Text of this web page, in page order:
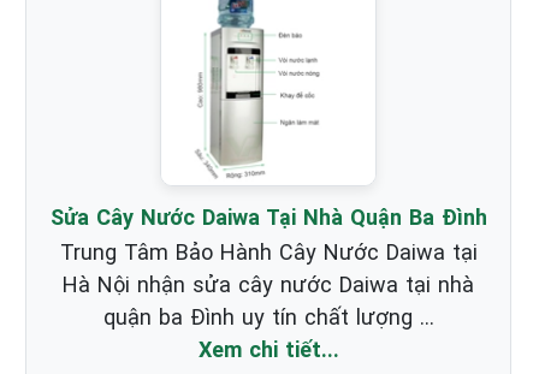
Sửa Cây Nước Daiwa Tại Nhà Quận Ba Đình
Trung Tâm Bảo Hành Cây Nước Daiwa tại
Hà Nội nhận sửa cây nước Daiwa tại nhà
quận ba Đình uy tín chất lượng ...
Xem chi tiết...